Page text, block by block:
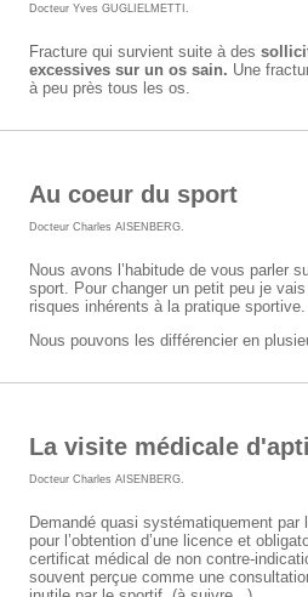
Docteur Yves GUGLIELMETTI
Fracture qui survient suite à des
excessives sur un os sain. Une
à peu près tous les os.
Au coeur du sport
Docteur Charles AISENBERG
Nous avons l’habitude de vous parler
sport. Pour changer un petit peu je
risques inhérents à la pratique sportive.
Nous pouvons les différencier en
La visite médicale
Docteur Charles AISENBERG
Demandé quasi systématiquement
pour l’obtention d’une licence et
certificat médical de non contre-
souvent perçue comme une